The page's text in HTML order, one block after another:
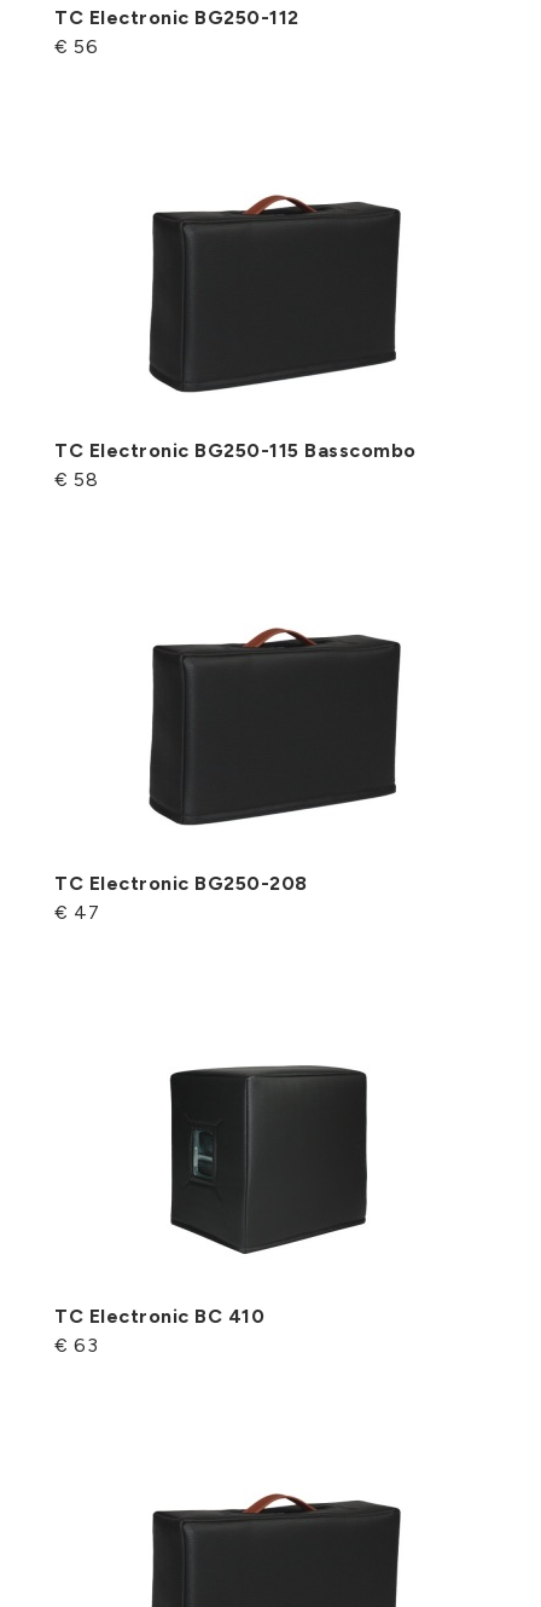
TC Electronic BG250-112
€ 56
TC Electronic BG250-115 Basscombo
€ 58
TC Electronic BG250-208
€ 47
TC Electronic BC 410
€ 63